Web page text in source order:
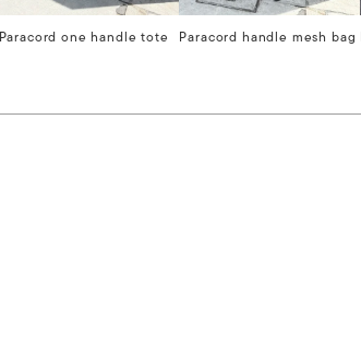
Paracord one handle tote Paracord handle mesh bag